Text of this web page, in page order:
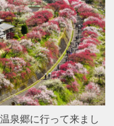
泉郷に行って来まし